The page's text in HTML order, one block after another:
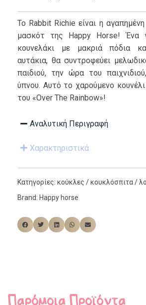
Το Rabbit Richie είναι η
μασκότ της Happy Horse! Ένα
κουνελάκι με μακριά πόδια
αυτάκια, θα συντροφεύει
παιδιού, την ώρα του
ύπνου. Αυτό το χαρούμενο
του «Over The Rainbow»!
Αναλυτική Περιγραφή
Χαρακτηριστικά
Κατηγορίες: κούκλες / κουκλόσπιτα /
Brand: Happy horse
Παρόμοια Προϊόντα